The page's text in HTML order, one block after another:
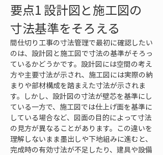
要点1 設計図と施工図の
寸法基準をそろえる
間仕切り工事の寸法管理で最初に確認したい
のは、設計図と施工図で寸法の基準がそろっ
ているかどうかです。設計図には空間の考え
方や主要寸法が示され、施工図には実際の納
まりや部材構成を踏まえた寸法が示されま
す。しかし、設計図の寸法が壁芯を基準にし
ている一方で、施工図では仕上げ面を基準に
している場合など、図面の目的によって寸法
の見方が異なることがあります。この違いを
理解しないまま墨出しや下地組みに進むと、
完成時の有効寸法が不足したり、建具や設備